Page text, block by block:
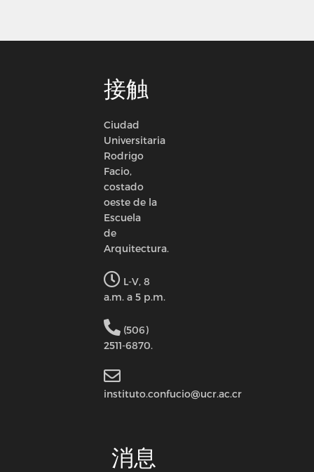
接触
Ciudad
Universitaria
Rodrigo
Facio,
costado
oeste de la
Escuela
de
Arquitectura.
L-V, 8
a.m. a 5 p.m.
(506)
2511-6870.
instituto.confucio@ucr.ac.cr
消息